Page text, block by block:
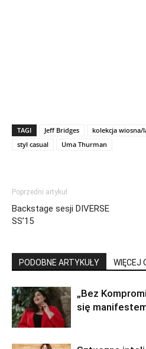
TAGI Jeff Bridges kolekcja wiosna/
styl casual
Uma Thurman
Poprzedni artykuł
Backstage sesji DIVERSE
SS’15
PODOBNE ARTYKUŁY WIĘCEJ
„Bez
się